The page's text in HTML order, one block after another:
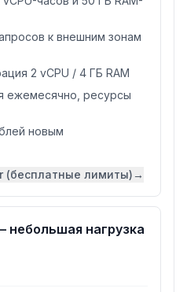
к внешним зонам
2 vCPU / 4 ГБ RAM
ежемесячно, ресурсы
новым
(бесплатные лимиты)→
небольшая нагрузка